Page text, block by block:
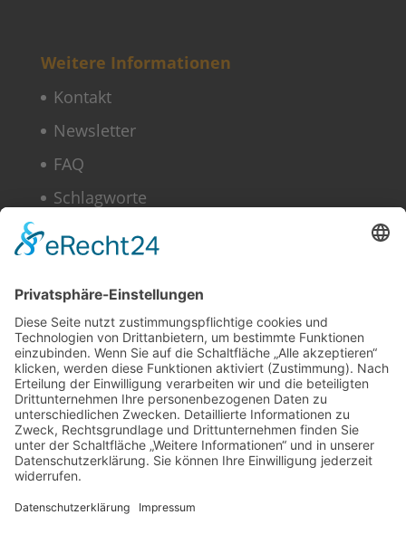
Weitere Informationen
Kontakt
Newsletter
FAQ
Schlagworte
Datenschutz
Copyright © 2022–2026 Paddeln macht
Spass by 2increase. Alle Rechte
vorbehalten.